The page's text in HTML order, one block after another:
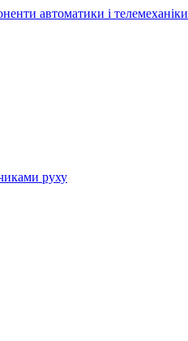
автоматики і телемеханіки
руху